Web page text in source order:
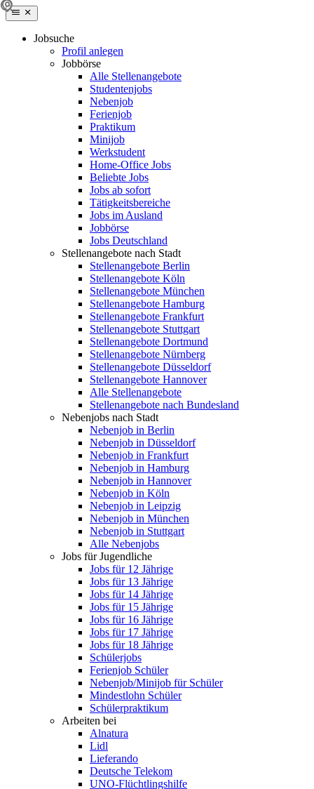
Jobsuche
Profil anlegen
Jobbörse
Alle Stellenangebote
Studentenjobs
Nebenjob
Ferienjob
Praktikum
Minijob
Werkstudent
Home-Office Jobs
Beliebte Jobs
Jobs ab sofort
Tätigkeitsbereiche
Jobs im Ausland
Jobbörse
Jobs Deutschland
Stellenangebote nach Stadt
Stellenangebote Berlin
Stellenangebote Köln
Stellenangebote München
Stellenangebote Hamburg
Stellenangebote Frankfurt
Stellenangebote Stuttgart
Stellenangebote Dortmund
Stellenangebote Nürnberg
Stellenangebote Düsseldorf
Stellenangebote Hannover
Alle Stellenangebote
Stellenangebote nach Bundesland
Nebenjobs nach Stadt
Nebenjob in Berlin
Nebenjob in Düsseldorf
Nebenjob in Frankfurt
Nebenjob in Hamburg
Nebenjob in Hannover
Nebenjob in Köln
Nebenjob in Leipzig
Nebenjob in München
Nebenjob in Stuttgart
Alle Nebenjobs
Jobs für Jugendliche
Jobs für 12 Jährige
Jobs für 13 Jährige
Jobs für 14 Jährige
Jobs für 15 Jährige
Jobs für 16 Jährige
Jobs für 17 Jährige
Jobs für 18 Jährige
Schülerjobs
Ferienjob Schüler
Nebenjob/Minijob für Schüler
Mindestlohn Schüler
Schülerpraktikum
Arbeiten bei
Alnatura
Lidl
Lieferando
Deutsche Telekom
UNO-Flüchtlingshilfe